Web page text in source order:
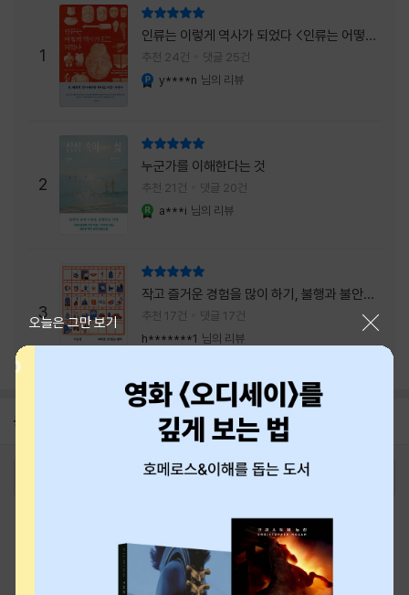
있고 무너지지 않는 것보다 다시 일어서는 일이
더 중요하다는 사실을 담담하게 보여줍니다. 그
래서 읽는 내내 위로가 과장되지 않았고, 오히
려 그 절제된 진심 덕분에 더 오래 마음에 남았
습니다. 책 곳곳에
1
인류는 이렇게 역사가 되었다 <인류는 어떻게
역사가 되었나>
추천 24건 댓글 25건
y****n 님의 리뷰
2
누군가를 이해한다는 것
추천 21건 댓글 20건
a***i 님의 리뷰
3
작고 즐거운 경험을 많이 하기, 불행과 불안을
회피하지 말기, 그리고 좋은 사람을 많이 만나
기.
추천 17건
댓글 17건
h*******1 님의 리뷰
공지
오늘은 그만 보기
최근 본 상품 주문/배송
티켓 1544-6399
중고샵 1566-4295
eBook 1:1문의/채팅상담
예스이십사(주) 사업자 정보
이용약관
개인정보처리방침 청소년보호정책